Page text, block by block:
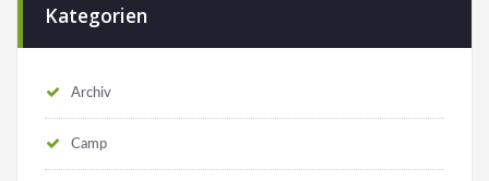
Kategorien
Archiv
Camp